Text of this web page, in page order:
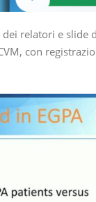
relatori e slide
con